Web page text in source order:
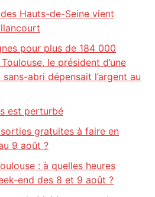
Hauts-de-Seine vient
pour plus de 184 000
le président d’une
abri dépensait l’argent au
est perturbé
gratuites à faire en
9 août ?
: à quelles heures
end des 8 et 9 août ?